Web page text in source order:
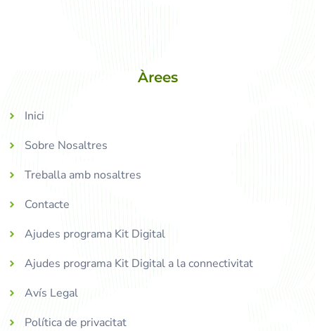
Àrees
Inici
Sobre Nosaltres
Treballa amb nosaltres
Contacte
Ajudes programa Kit Digital
Ajudes programa Kit Digital a la connectivitat
Avís Legal
Política de privacitat